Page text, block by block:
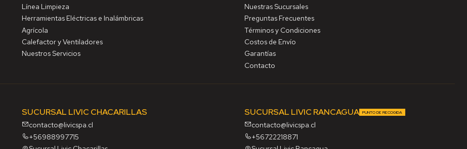
Línea Limpieza
Herramientas Eléctricas e Inalámbricas
Agrícola
Calefactor y Ventiladores
Nuestros Servicios
Nuestras Sucursales
Preguntas Frecuentes
Términos y Condiciones
Costos de Envío
Garantías
Contacto
SUCURSAL LIVIC CHACARILLAS
contacto@livicspa.cl
+56988997715
SUCURSAL LIVIC RANCAGUA PUNTO DE RECOGIDA
contacto@livicspa.cl
+56722218871